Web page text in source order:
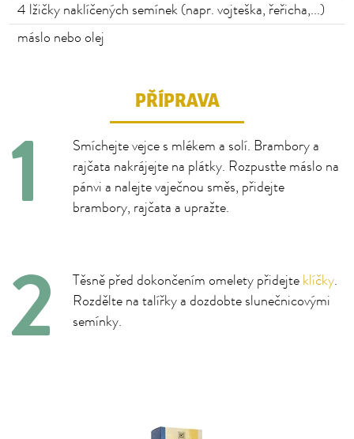
4 lžičky naklíčených semínek (napr. vojteška, řeřicha,...)
máslo nebo olej
PŘÍPRAVA
Smíchejte vejce s mlékem a solí. Brambory a
rajčata nakrájejte na plátky. Rozpusťte máslo na
pánvi a nalejte vaječnou směs, přidejte
brambory, rajčata a upražte.
Těsně před dokončením omelety přidejte klíčky.
Rozdělte na talířky a dozdobte slunečnicovými
semínky.